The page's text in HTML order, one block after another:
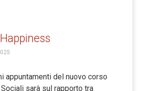
appuntamenti del nuovo corso
sarà sul rapporto tra